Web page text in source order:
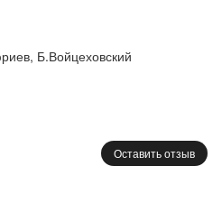
Александр
– Елена Буланова
Владимир Седелкин
и исполнители:
Новиков
Б.Войцеховский
Оставить отзыв